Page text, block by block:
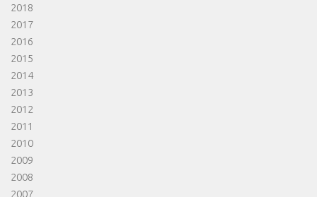
2018
2017
2016
2015
2014
2013
2012
2011
2010
2009
2008
2007